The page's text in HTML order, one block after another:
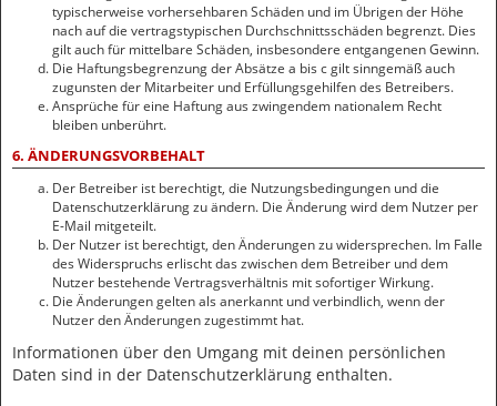
typischerweise vorhersehbaren Schäden und im Übrigen der Höhe
nach auf die vertragstypischen Durchschnittsschäden begrenzt. Dies
gilt auch für mittelbare Schäden, insbesondere entgangenen Gewinn.
Die Haftungsbegrenzung der Absätze a bis c gilt sinngemäß auch
zugunsten der Mitarbeiter und Erfüllungsgehilfen des Betreibers.
Ansprüche für eine Haftung aus zwingendem nationalem Recht
bleiben unberührt.
6. ÄNDERUNGSVORBEHALT
Der Betreiber ist berechtigt, die Nutzungsbedingungen und die
Datenschutzerklärung zu ändern. Die Änderung wird dem Nutzer per
E-Mail mitgeteilt.
Der Nutzer ist berechtigt, den Änderungen zu widersprechen. Im Falle
des Widerspruchs erlischt das zwischen dem Betreiber und dem
Nutzer bestehende Vertragsverhältnis mit sofortiger Wirkung.
Die Änderungen gelten als anerkannt und verbindlich, wenn der
Nutzer den Änderungen zugestimmt hat.
Informationen über den Umgang mit deinen persönlichen
Daten sind in der Datenschutzerklärung enthalten.